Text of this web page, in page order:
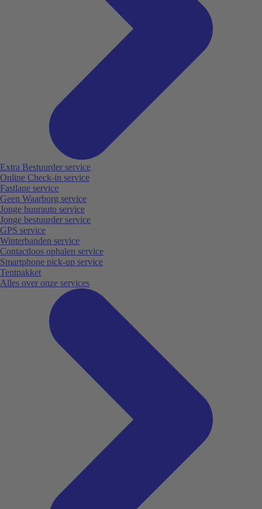
Extra Bestuurder service
Online Check-in service
Fastlane service
Geen Waarborg service
Jonge huurauto service
Jonge bestuurder service
GPS service
Winterbanden service
Contactloos ophalen service
Smartphone pick-up service
Tentpakket
Alles over onze services